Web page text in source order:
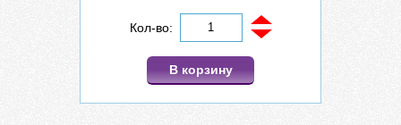
Кол-во:
В корзину